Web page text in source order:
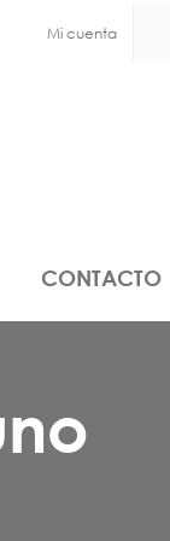
Mi cuenta
CONTACTO